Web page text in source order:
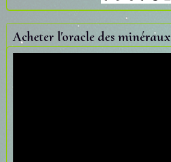
Acheter l'oracle des minéraux